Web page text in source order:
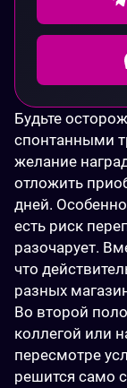
Будьте
спонтанными
желание
отложить
дней.
есть риск
разочарует.
что
разных
Во второй
коллегой или
пересмотре
решится само